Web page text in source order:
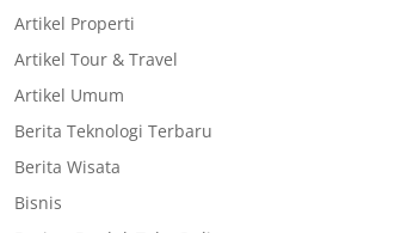
Artikel Properti
Artikel Tour & Travel
Artikel Umum
Berita Teknologi Terbaru
Berita Wisata
Bisnis